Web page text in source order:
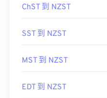
ChST 到 NZST
SST 到 NZST
MST 到 NZST
EDT 到 NZST